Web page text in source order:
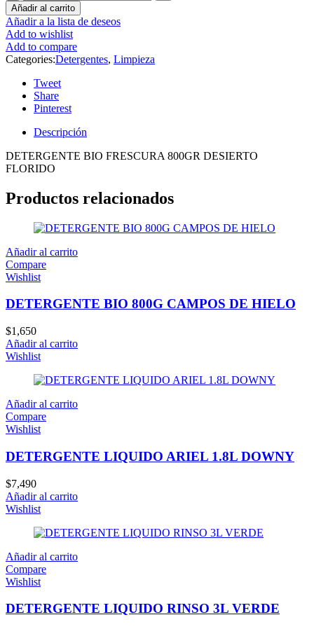
Añadir al carrito
Añadir a la lista de deseos
Add to wishlist
Add to compare
Categories:Detergentes, Limpieza
Tweet
Share
Pinterest
Descripción
DETERGENTE BIO FRESCURA 800GR DESIERTO
FLORIDO
Productos relacionados
Añadir al carrito
Compare
Wishlist
DETERGENTE BIO 800G CAMPOS DE HIELO
$1,650
Añadir al carrito
Wishlist
Añadir al carrito
Compare
Wishlist
DETERGENTE LIQUIDO ARIEL 1.8L DOWNY
$7,490
Añadir al carrito
Wishlist
Añadir al carrito
Compare
Wishlist
DETERGENTE LIQUIDO RINSO 3L VERDE